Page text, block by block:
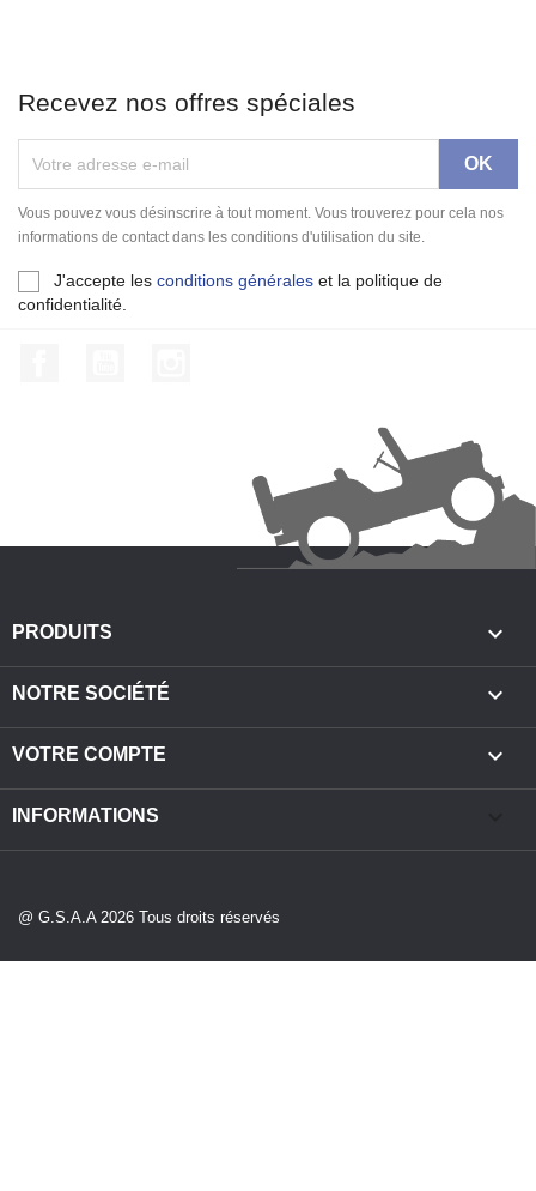
Recevez nos offres spéciales
Vous pouvez vous désinscrire à tout moment. Vous trouverez pour cela nos
informations de contact dans les conditions d'utilisation du site.
J'accepte les conditions générales et la politique de
confidentialité.
PRODUITS 
NOTRE SOCIÉTÉ 
VOTRE COMPTE 
INFORMATIONS
@ G.S.A.A 2026 Tous droits réservés